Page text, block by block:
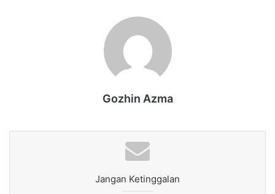
Gozhin Azma
Jangan Ketinggalan